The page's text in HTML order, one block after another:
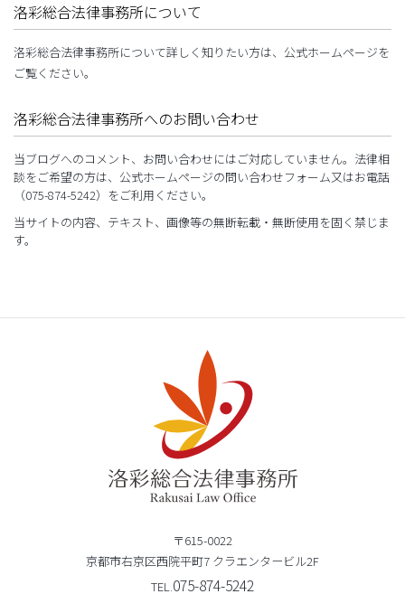
洛彩総合法律事務所について
洛彩総合法律事務所について詳しく知りたい方は、公式ホームページを
ご覧ください。
洛彩総合法律事務所へのお問い合わせ
当ブログへのコメント、お問い合わせにはご対応していません。法律相
談をご希望の方は、公式ホームページの問い合わせフォーム又はお電話
（075-874-5242）をご利用ください。
当サイトの内容、テキスト、画像等の無断転載・無断使用を固く禁じま
す。
〒615-0022
京都市右京区西院平町7 クラエンタービル2F
TEL.075-874-5242